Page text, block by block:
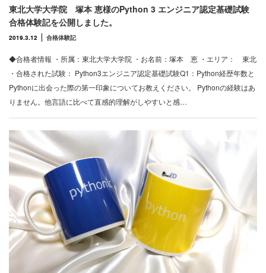
東北大学大学院 塚本 恵様のPython 3 エンジニア認定基礎試験
合格体験記を公開しました。
2019.3.12 合格体験記
◆合格者情報 ・所属：東北大学大学院 ・お名前：塚本 恵 ・エリア： 東北
・合格された試験： Python3エンジニア認定基礎試験Q1：Python経歴年数と
Pythonに出会った際の第一印象についてお教えください。 Pythonの経験はあ
りません。他言語に比べて直感的理解がしやすいと感…